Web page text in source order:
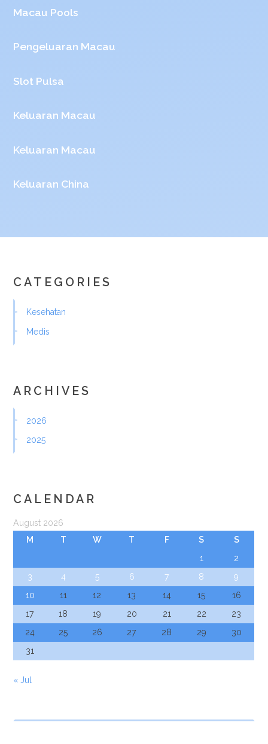
Macau Pools
Pengeluaran Macau
Slot Pulsa
Keluaran Macau
Keluaran Macau
Keluaran China
CATEGORIES
Kesehatan
Medis
ARCHIVES
2026
2025
CALENDAR
August 2026
M
T W T F S
S
1
2
3
4 5 6 7 8
9
10
11 12 13 14 15
16
17
18 19 20 21 22
23
24
25 26 27 28 29
30
31
« Jul